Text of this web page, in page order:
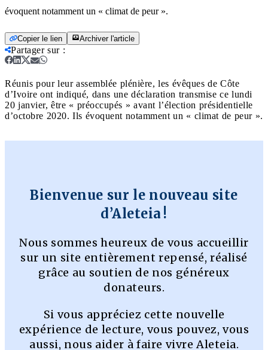
évoquent notamment un « climat de peur ».
Copier le lien Archiver l'article
Partager sur:
Réunis pour leur assemblée plénière, les évêques de Côte
d’Ivoire ont indiqué, dans une déclaration transmise ce lundi
20 janvier, être « préoccupés » avant l’élection présidentielle
d’octobre 2020. Ils évoquent notamment un « climat de peur ».
Bienvenue sur le nouveau site
d’Aleteia !
Nous sommes heureux de vous accueillir
sur un site entièrement repensé, réalisé
grâce au soutien de nos généreux
donateurs.
Si vous appréciez cette nouvelle
expérience de lecture, vous pouvez, vous
aussi, nous aider à faire vivre Aleteia.